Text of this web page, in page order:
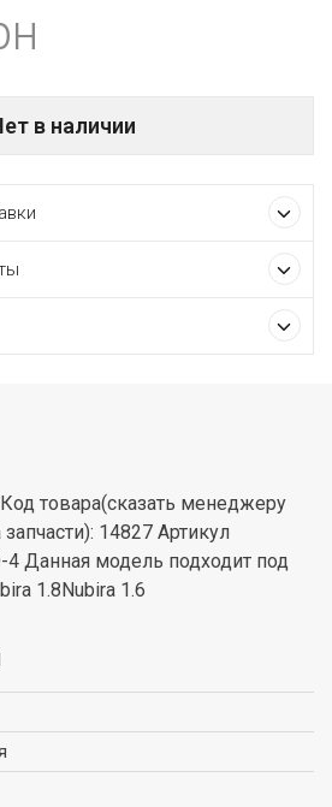
в наличии
товара(сказать менеджеру
14827 Артикул
4 Данная модель подходит под
1.8Nubira 1.6